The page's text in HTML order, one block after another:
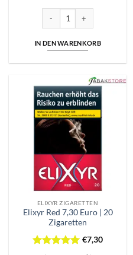
Elixyr Green Plus 7,50 Euro |
IN DEN WARENKORB
ELIXYR ZIGARETTEN
Elixyr Red 7,30 Euro | 20
Zigaretten
€7,30